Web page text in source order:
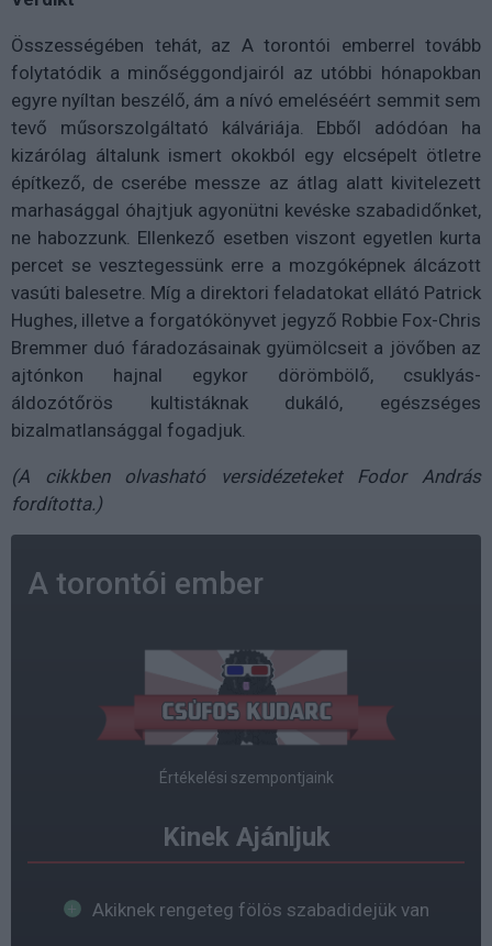
Összességében tehát, az A torontói emberrel tovább
folytatódik a minőséggondjairól az utóbbi hónapokban
egyre nyíltan beszélő, ám a nívó emeléséért semmit sem
tevő műsorszolgáltató kálváriája. Ebből adódóan ha
kizárólag általunk ismert okokból egy elcsépelt ötletre
építkező, de cserébe messze az átlag alatt kivitelezett
marhasággal óhajtjuk agyonütni kevéske szabadidőnket,
ne habozzunk. Ellenkező esetben viszont egyetlen kurta
percet se vesztegessünk erre a mozgóképnek álcázott
vasúti balesetre. Míg a direktori feladatokat ellátó Patrick
Hughes, illetve a forgatókönyvet jegyző Robbie Fox-Chris
Bremmer duó fáradozásainak gyümölcseit a jövőben az
ajtónkon hajnal egykor dörömbölő, csuklyás-
áldozótőrös kultistáknak dukáló, egészséges
bizalmatlansággal fogadjuk.
(A cikkben olvasható versidézeteket Fodor András
fordította.)
A torontói ember
Értékelési szempontjaink
Kinek Ajánljuk
Akiknek rengeteg fölös szabadidejük van